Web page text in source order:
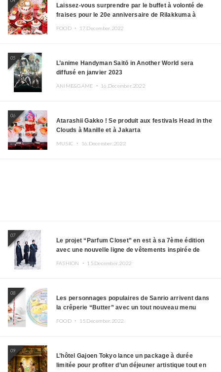
Laissez-vous surprendre par le buffet à volonté de
fraises pour le 20e anniversaire de Rilakkuma à
FOOD ・ 17.December.2022
05
L’anime Handyman Saitō in Another World sera
diffusé en janvier 2023
ANIME&GAME ・ 16.December.2022
06
Atarashii Gakko ! Se produit aux festivals Head in the
Clouds à Manille et à Jakarta
MUSIC ・ 16.December.2022
07
Le projet “Parfum Closet” en est à sa 7ème édition
avec une nouvelle ligne de vêtements inspirée de
FASHION ・ 15.December.2022
08
Les personnages populaires de Sanrio arrivent dans
la crêperie “Butter” avec un tout nouveau menu
FOOD ・ 15.December.2022
09
L’hôtel Gajoen Tokyo lance un package à durée
limitée pour profiter d’un déjeuner artistique tout en